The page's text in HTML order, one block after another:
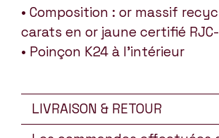
• Composition : or massif
carats en or jaune certifié RJC-
• Poinçon K24 à l’intérieur
LIVRAISON & RETOUR